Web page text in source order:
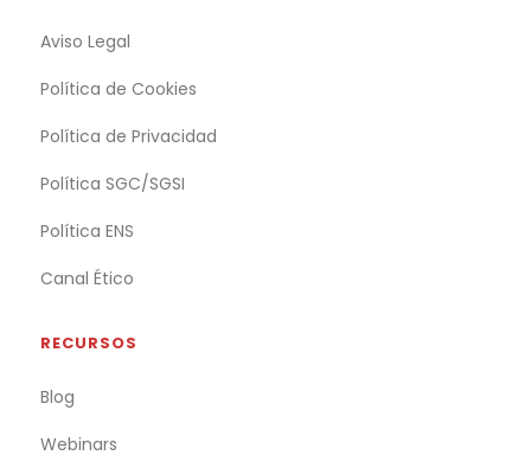
Aviso Legal
Política de Cookies
Política de Privacidad
Política SGC/SGSI
Política ENS
Canal Ético
RECURSOS
Blog
Webinars